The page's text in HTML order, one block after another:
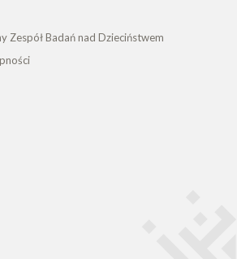
Zespół Badań nad Dzieciństwem